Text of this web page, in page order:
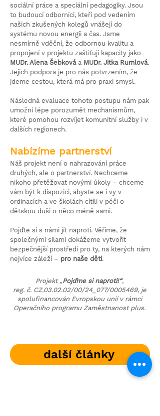
sociální práce a speciální pedagogiky. Jsou
to budoucí odborníci, kteří pod vedením
našich zkušených kolegů vnášejí do
systému novou energii a čas. Jsme
nesmírně vděční, že odbornou kvalitu a
propojení v projektu zaštiťují kapacity jako
MUDr. Alena Šebkováa MUDr. Jitka Rumlová.
Jejich podpora je pro nás potvrzením, že
jdeme cestou, která má pro praxi smysl.
Následná evaluace tohoto postupu nám pak
umožní lépe porozumět mechanismům,
které pomohou rozvíjet komunitní služby i v
dalších regionech.
Nabízíme partnerství
Náš projekt není o nahrazování práce
druhých, ale o partnerství. Nechceme
nikoho přetěžovat novými úkoly – chceme
vám být k dispozici, abyste se i vy v
ordinacích a ve školách cítili v péči o
dětskou duši o něco méně sami.
Pojďte si s námi jít naproti. Věříme, že
společnými silami dokážeme vytvořit
bezpečnější prostředí pro ty, na kterých nám
nejvíce záleží – pro naše děti.
Projekt „Pojďme si naproti!“,
reg. č. CZ.03.02.02/00/24_077/0005469, je
spolufinancován Evropskou unií v rámci
Operačního programu Zaměstnanost plus.
další články